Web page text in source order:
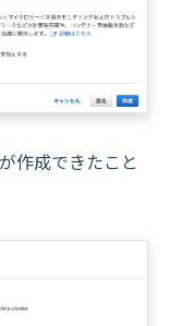
作成できたこと